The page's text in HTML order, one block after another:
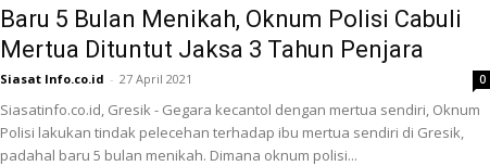
Baru 5 Bulan Menikah, Oknum Polisi Cabuli
Mertua Dituntut Jaksa 3 Tahun Penjara
Siasat Info.co.id - 27 April 2021 0
Siasatinfo.co.id, Gresik - Gegara kecantol dengan mertua sendiri, Oknum
Polisi lakukan tindak pelecehan terhadap ibu mertua sendiri di Gresik,
padahal baru 5 bulan menikah. Dimana oknum polisi...